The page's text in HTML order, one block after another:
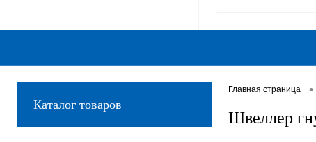
Каталог товаров
Главная страница •
Швеллер